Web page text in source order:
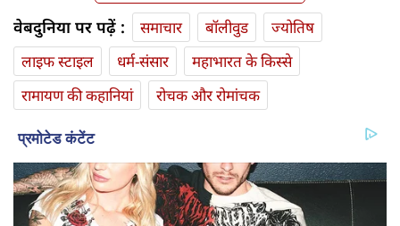
वेबदुनिया पर पढ़ें : समाचार बॉलीवुड
ज्योतिष
लाइफ स्‍टाइल
धर्म-संसार
महाभारत के किस्से
रामायण की कहानियां
रोचक और रोमांचक